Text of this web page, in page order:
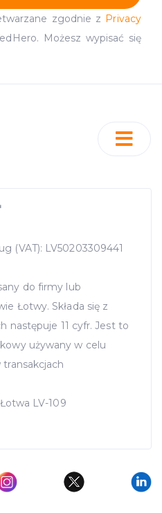
zgodnie z Privacy
Możesz wypisać się
(VAT): LV50203309441
do firmy lub
Łotwy. Składa się z
następuje 11 cyfr. Jest to
używany w celu
LV-109